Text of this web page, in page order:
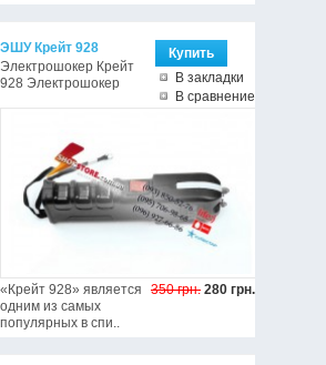
В закладки
В сравнение
350 грн. 280 грн.
ЭШУ Крейт 928
Электрошокер Крейт
928 Электрошокер
«Крейт 928» является
одним из самых
популярных в спи..